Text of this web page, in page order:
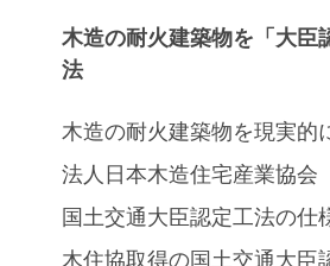
木造の耐火建築物を「大臣
法
木造の耐火建築物を現実的
法人日本木造住宅産業協会
国土交通大臣認定工法の仕
木住協取得の国土交通大臣